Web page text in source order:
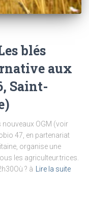
blés
aux
Saint-
nouveaux OGM (voir
47, en partenariat
organise une
les agriculteur.trices.
? à Lire la suite